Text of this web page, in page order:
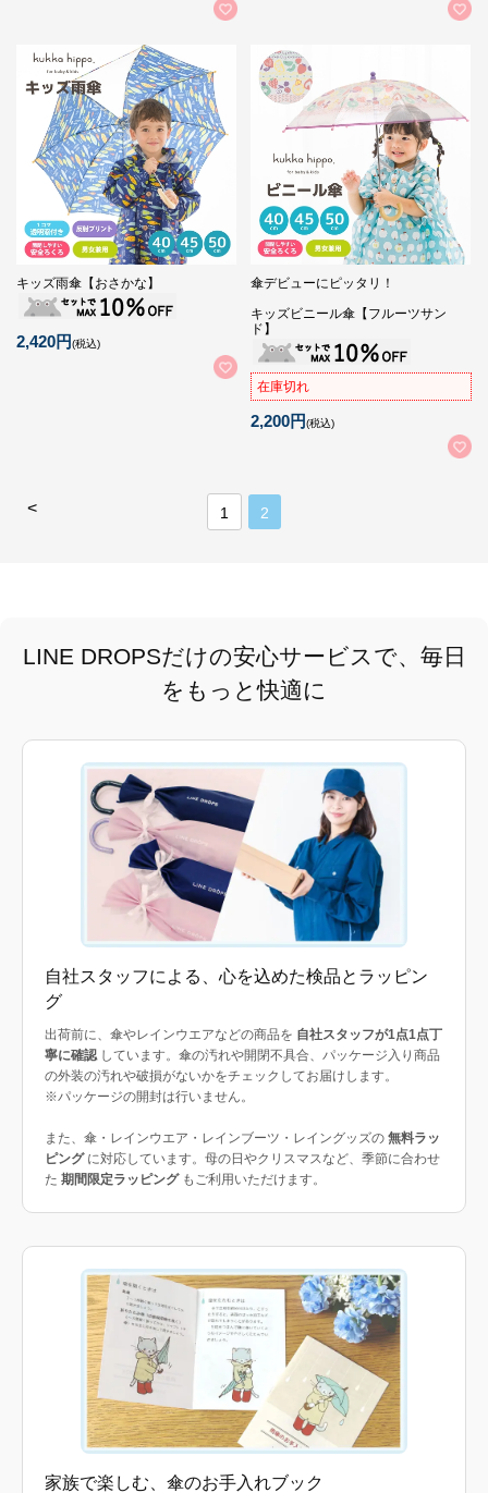
キッズ雨傘【おさかな】
2,420円(税込)
傘デビューにピッタリ！
キッズビニール傘【フルーツサン
ド】
在庫切れ
2,200円(税込)
< 1 2
LINE DROPSだけの安心サービスで、毎日
をもっと快適に
自社スタッフによる、心を込めた検品とラッピン
グ
出荷前に、傘やレインウエアなどの商品を 自社スタッフが1点1点丁
寧に確認 しています。傘の汚れや開閉不具合、パッケージ入り商品
の外装の汚れや破損がないかをチェックしてお届けします。
※パッケージの開封は行いません。
また、傘・レインウエア・レインブーツ・レイングッズの 無料ラッ
ピングに対応しています。母の日やクリスマスなど、季節に合わせ
た 期間限定ラッピングもご利用いただけます。
家族で楽しむ、傘のお手入れブック